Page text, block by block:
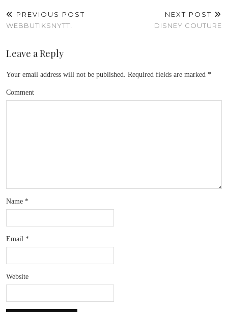
PREVIOUS POST
WEBBUTIKSNYTT!
NEXT POST
DISNEY COUTURE
Leave a Reply
Your email address will not be published. Required fields are marked *
Comment
Name *
Email *
Website